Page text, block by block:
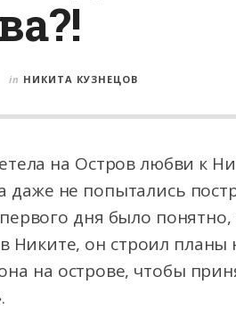
in НИКИТА КУЗНЕЦОВ
на Остров любви к
даже не попытались
дня было понятно,
Никите, он строил планы
на острове, чтобы